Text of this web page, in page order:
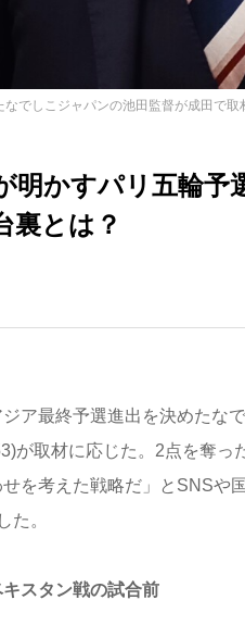
でしこジャパンの池田監督が成田で取
明かすパリ五輪
裏とは？
ア最終予選進出を決めたな
が取材に応じた。2点を奪っ
せを考えた戦略だ」とSNS
た。
スタン戦の試合前